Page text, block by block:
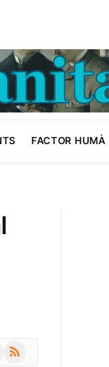
FACTOR HUMÀ
RSS